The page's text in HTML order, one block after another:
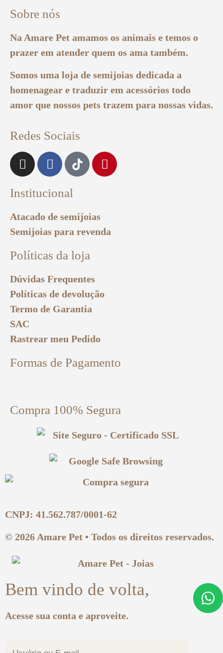
Sobre nós
Na Amare Pet amamos os animais e temos o
prazer em atender quem os ama também.
Somos uma loja de semijoias dedicada a
homenagear e traduzir em acessórios todo
amor que nossos pets trazem para nossas vidas.
Redes Sociais
Institucional
Atacado de semijoias
Semijoias para revenda
Políticas da loja
Dúvidas Frequentes
Políticas de devolução
Termo de Garantia
SAC
Rastrear meu Pedido
Formas de Pagamento
Compra 100% Segura
CNPJ: 41.562.787/0001-62
© 2026 Amare Pet • Todos os direitos reservados.
Bem vindo de volta,
Acesse sua conta e aproveite.